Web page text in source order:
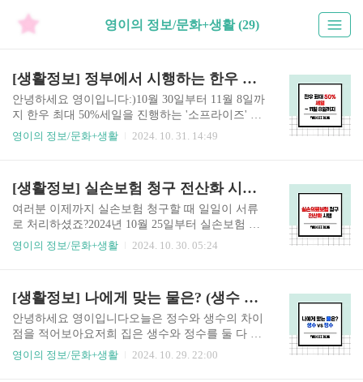
영이의 정보/문화+생활 (29)
[생활정보] 정부에서 시행하는 한우 최대 50% 세일 (소프라이즈)
안녕하세요 영이입니다:)10월 30일부터 11월 8일까
지 한우 최대 50%세일을 진행하는 '소프라이즈' 행
사를 연다고 합니다!정부에서 시행하는 행사로, 자
축산식품부, 전국한우협회, 한우자조금, 농협경제
지주 등이 연합하여 시행하는 '소프라이즈' 행사는
한우를 평소보다 50% 할인 판매함으로써, 시민들
의 부담을 줄여주기 위한 대규모 캠페인입니다.시
행처홈플러스, 이마트, 롯데마트 등 대형마트와 지
요. 2. 시행처 정리대형마트홈플러스10.30 ~ 11..
영이의 정보/문화+생활 2024. 10. 31. 14:49
[생활정보] 실손보험 청구 전산화 시행 (어플/홈페이지에서 신청 가능)
여러분 이제까지 실손보험 청구할 때 일일이 서류
로 처리하셨죠?2024년 10월 25일부터 실손보험 청
구 일부 전산화를 시행합니다!저는 매번 병원 갈
이용하게 된다면 짤막한 후기를 추가해 두도록 하
겠습니다:) ◈ 실손의료보험 청구 전산화 시행내
용2024년 10월 25일부터 「보험업법」 개정에 따
라 실손의료보험 청구 전산화가 시행됩니다.실손
의료보험 가입자는 보험개발원 실손 24 포털·앱으
영이의 정보/문화+생활 2024. 10. 30. 05:24
[생활정보] 나에게 맞는 물은? (생수 vs 정수기 선택 전 봐야함!)
안녕하세요 영이입니다오늘은 정수와 생수의 차이
점을 적어보아요저희 집은 생수와 정수를 둘 다 마
시고 있는데요어떤 물을 섭취해야 할지 고민하시
영이의 정보/문화+생활 2024. 10. 29. 22:00